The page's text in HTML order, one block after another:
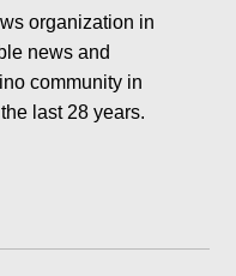
organization in
news and
community in
last 28 years.